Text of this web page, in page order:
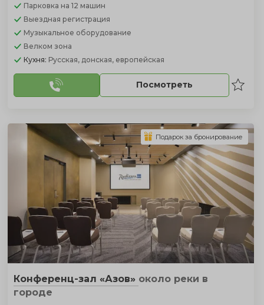
Парковка на 12 машин
Выездная регистрация
Музыкальное оборудование
Велком зона
Кухня: Русская, донская, европейская
Посмотреть
Конференц-зал «Азов» около реки в
городе
Подарок за бронирование